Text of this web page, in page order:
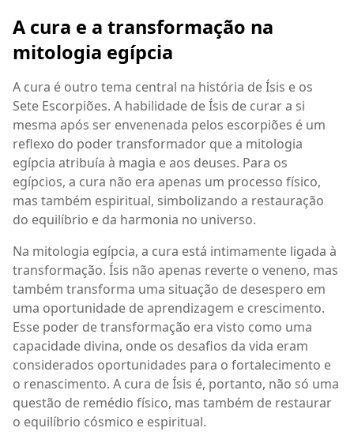
A cura e a transformação na
mitologia egípcia
A cura é outro tema central na história de Ísis e os
Sete Escorpiões. A habilidade de Ísis de curar a si
mesma após ser envenenada pelos escorpiões é um
reflexo do poder transformador que a mitologia
egípcia atribuía à magia e aos deuses. Para os
egípcios, a cura não era apenas um processo físico,
mas também espiritual, simbolizando a restauração
do equilíbrio e da harmonia no universo.
Na mitologia egípcia, a cura está intimamente ligada à
transformação. Ísis não apenas reverte o veneno, mas
também transforma uma situação de desespero em
uma oportunidade de aprendizagem e crescimento.
Esse poder de transformação era visto como uma
capacidade divina, onde os desafios da vida eram
considerados oportunidades para o fortalecimento e
o renascimento. A cura de Ísis é, portanto, não só uma
questão de remédio físico, mas também de restaurar
o equilíbrio cósmico e espiritual.